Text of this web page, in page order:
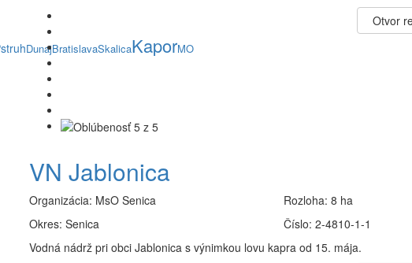
DunajBratislavaSkalicaKaporMO
Otvor
VN Jablonica
Organizácia: MsO Senica
Okres: Senica
Rozloha:8 ha
Číslo:2-4810-1-1
Vodná nádrž pri obci Jablonica s výnimkou lovu kapra od 15. mája.